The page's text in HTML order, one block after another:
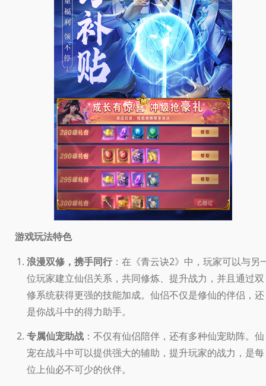
游戏玩法特色
浪漫双修，携手同行：在《青云诀2》中，玩家可以与另
位玩家建立仙侣关系，共同修炼、提升战力，并且通过双
修系统获得更强的技能加成。仙侣不仅是修仙的伴侣，还
是你战斗中的得力助手。
专属仙宠助战 ：不仅有仙侣陪伴，还有多种仙宠助阵。仙
宠在战斗中可以提供强大的辅助，提升玩家的战力，是每
位上仙必不可少的伙伴。